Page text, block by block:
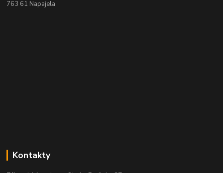
763 61 Napajela
Kontakty